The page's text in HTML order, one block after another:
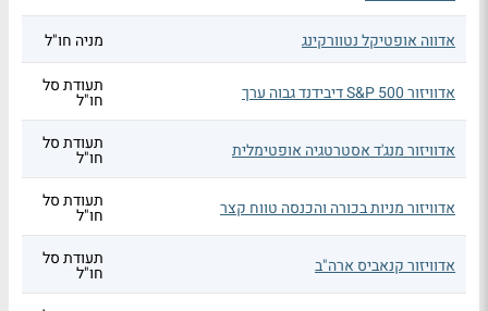
אדווה אופטיקל נטוורקינג מניה חו"ל
אדוויזור S&P 500 דיבידנד גבוה ערך תעודת סל
חו"ל
אדוויזור מנג'ד אסטרטגיה אופטימלית תעודת סל
חו"ל
אדוויזור מניות בכורה והכנסה טווח קצר תעודת סל
חו"ל
אדוויזור קנאביס ארה"ב תעודת סל
חו"ל